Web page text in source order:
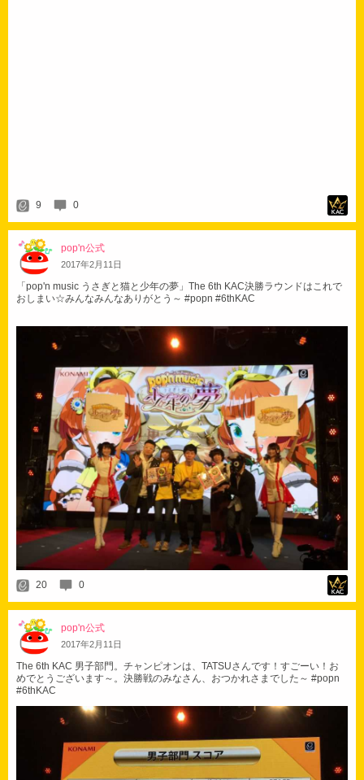
9 0
pop'n公式
2017年2月 11 日
「pop'n music うさぎと猫と少年の夢」The 6th KAC決勝ラウンドはこれで
おしまい☆みんなみんなありがとう～ #popn #6thKAC
20 0
pop'n公式
2017年2月 11 日
The 6th KAC 男子部門。チャンピオンは、TATSUさんです！すごーい！お
めでとうございます～。決勝戦のみなさん、おつかれさまでした～ #popn
#6thKAC